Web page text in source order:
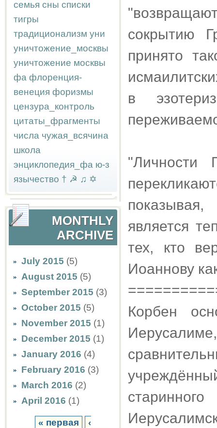
семья сны списки
тигры
традиционализм уни
уничтожение_москвы
уничтожение москвы
фа флоренция-
венеция форизмы
цензура_контроль
цитаты_фрагменты
числа чужая_всячина
школа
энциклопедия_фа ю-з
язычество † ☭ ♫ ✡
MONTHLY
ARCHIVE
July 2015 (5)
August 2015 (5)
September 2015 (3)
October 2015 (5)
November 2015 (1)
December 2015 (1)
January 2016 (4)
February 2016 (3)
March 2016 (2)
April 2016 (1)
« первая
‹
сокрытию
принято
в
"Личности
является
тех, кто
Иоаннову
Корбен